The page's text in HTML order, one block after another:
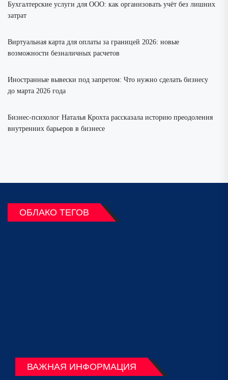
Бухгалтерские услуги для ООО: как организовать учёт без лишних
затрат
Виртуальная карта для оплаты за границей 2026: новые
возможности безналичных расчетов
Иностранные вывески под запретом: Что нужно сделать бизнесу
до марта 2026 года
Бизнес-психолог Наталья Крохта рассказала историю преодоления
внутренних барьеров в бизнесе
ОБЛАКО ТЕГОВ
ВАЖНАЯ ИНФОРМАЦИЯ